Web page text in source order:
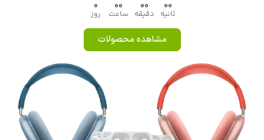
0
روز
00
ساعت
00
دقیقه
00
ثانیه
مشاهده محصولات